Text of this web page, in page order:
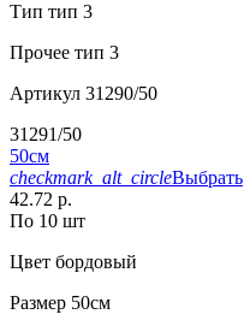
Тип тип 3
Прочее тип 3
Артикул 31290/50
31291/50
50см
checkmark_alt_circleВыбрать
42.72 р.
По 10 шт
Цвет бордовый
Размер 50см